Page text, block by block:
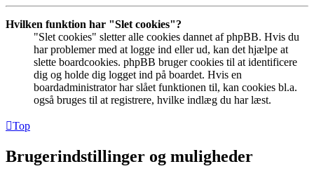
Hvilken funktion har "Slet cookies"?
"Slet cookies" sletter alle cookies dannet af phpBB. Hvis du
har problemer med at logge ind eller ud, kan det hjælpe at
slette boardcookies. phpBB bruger cookies til at identificere
dig og holde dig logget ind på boardet. Hvis en
boardadministrator har slået funktionen til, kan cookies bl.a.
også bruges til at registrere, hvilke indlæg du har læst.
Top
Brugerindstillinger og muligheder